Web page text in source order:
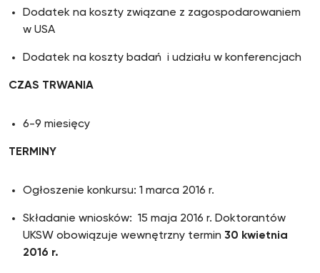
Dodatek na koszty związane z zagospodarowaniem
w USA
Dodatek na koszty badań i udziału w konferencjach
CZAS TRWANIA
6-9 miesięcy
TERMINY
Ogłoszenie konkursu: 1 marca 2016 r.
Składanie wniosków: 15 maja 2016 r. Doktorantów
UKSW obowiązuje wewnętrzny termin 30 kwietnia
2016 r.